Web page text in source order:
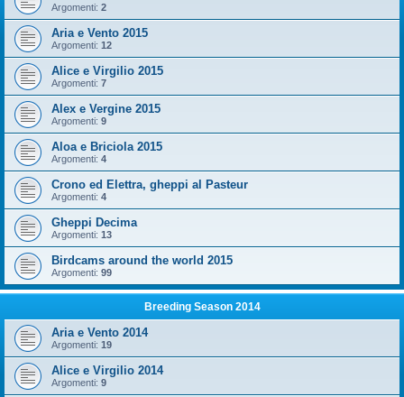
Argomenti: 2
Aria e Vento 2015
Argomenti: 12
Alice e Virgilio 2015
Argomenti: 7
Alex e Vergine 2015
Argomenti: 9
Aloa e Briciola 2015
Argomenti: 4
Crono ed Elettra, gheppi al Pasteur
Argomenti: 4
Gheppi Decima
Argomenti: 13
Birdcams around the world 2015
Argomenti: 99
Breeding Season 2014
Aria e Vento 2014
Argomenti: 19
Alice e Virgilio 2014
Argomenti: 9